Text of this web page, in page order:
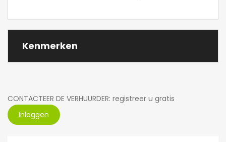
Kenmerken
CONTACTEER DE VERHUURDER: registreer u gratis
Inloggen